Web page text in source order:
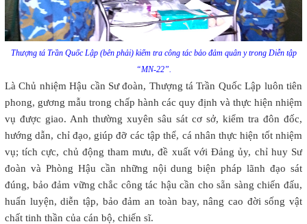
Thượng tá Trần Quốc Lập (bên phải) kiểm tra công tác bảo đảm quân y trong Diễn tập
“MN-22”.
Là Chủ nhiệm Hậu cần Sư đoàn, Thượng tá Trần Quốc Lập luôn tiên
phong, gương mẫu trong chấp hành các quy định và thực hiện nhiệm
vụ được giao. Anh thường xuyên sâu sát cơ sở, kiểm tra đôn đốc,
hướng dẫn, chỉ đạo, giúp đỡ các tập thể, cá nhân thực hiện tốt nhiệm
vụ; tích cực, chủ động tham mưu, đề xuất với Đảng ủy, chỉ huy Sư
đoàn và Phòng Hậu cần những nội dung biện pháp lãnh đạo sát
đúng, bảo đảm vững chắc công tác hậu cần cho sẵn sàng chiến đấu,
huấn luyện, diễn tập, bảo đảm an toàn bay, nâng cao đời sống vật
chất tinh thần của cán bộ, chiến sĩ.